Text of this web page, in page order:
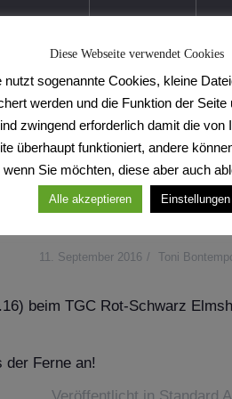
Dudek/Ott vor
11. September 2016 Toni
beim TGC Rot-Schwarz
der Ferne an!
Veröffentlicht in Standard A
Diese Webseite verwendet Cookies
nutzt sogenannte Cookies, kleine
werden und die Funktion der
zwingend erforderlich damit die von
überhaupt funktioniert, andere
wenn Sie möchten, diese aber auch
Alle akzeptieren Einstellungen